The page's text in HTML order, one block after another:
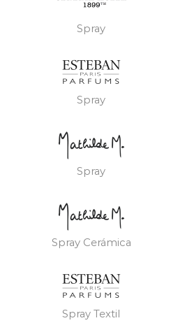
Spray
Spray
Spray
Spray Cerámica
Spray Textil